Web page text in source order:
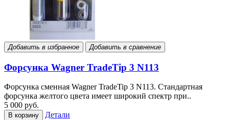
Добавить в избранное Добавить в сравнение
Форсунка Wagner TradeTip 3 N113
Форсунка сменная Wagner TradeTip 3 N113. Стандартная
форсунка желтого цвета имеет широкий спектр при..
5 000 руб.
В корзину Детали